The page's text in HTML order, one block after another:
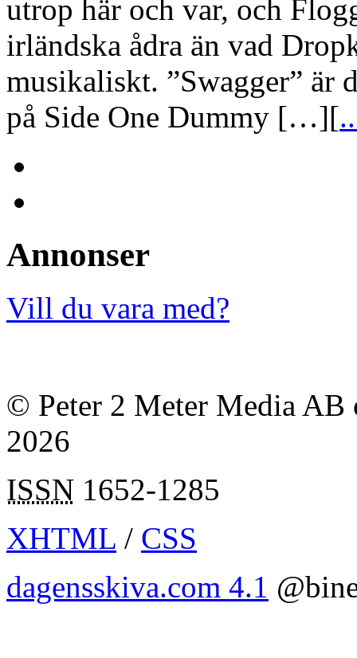
utrop här och var, och
irländska ådra än vad
musikaliskt. ”Swagger” är
på Side One Dummy […][
Annonser
Vill du vara med?
© Peter 2 Meter Media AB
2026
ISSN 1652-1285
XHTML / CSS
dagensskiva.com 4.1